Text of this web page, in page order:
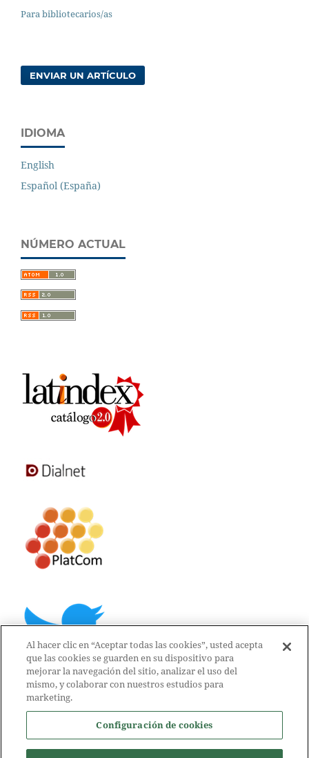
Para bibliotecarios/as
ENVIAR UN ARTÍCULO
IDIOMA
English
Español (España)
NÚMERO ACTUAL
Al hacer clic en “Aceptar todas las cookies”, usted acepta
que las cookies se guarden en su dispositivo para
mejorar la navegación del sitio, analizar el uso del
mismo, y colaborar con nuestros estudios para
marketing.
Configuración de cookies